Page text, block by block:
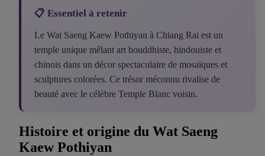
📋 Essentiel à retenir
Le Wat Saeng Kaew Pothiyan à Chiang Rai est un
temple unique mêlant art bouddhiste, hindouiste et
chinois dans un décor spectaculaire de mosaïques et
sculptures colorées. Ce trésor méconnu rivalise de
beauté avec le célèbre Temple Blanc voisin.
Histoire et origine du Wat Saeng
Kaew Pothiyan